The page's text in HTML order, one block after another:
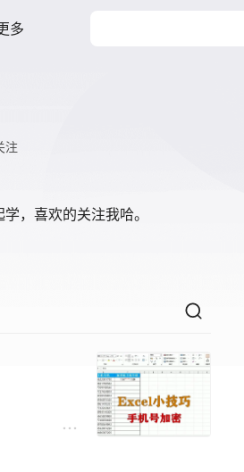
多
注
，喜欢的关注我哈。